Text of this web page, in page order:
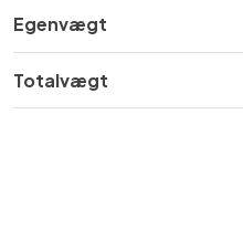
Egenvægt
Totalvægt​